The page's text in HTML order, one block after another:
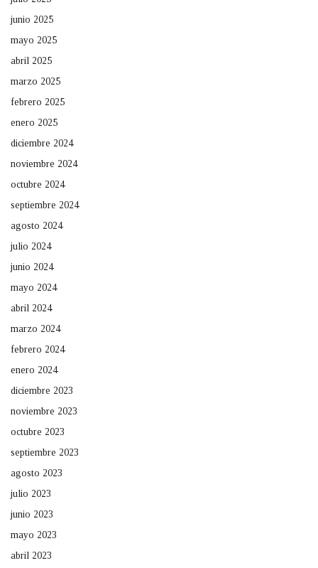
junio 2025
mayo 2025
abril 2025
marzo 2025
febrero 2025
enero 2025
diciembre 2024
noviembre 2024
octubre 2024
septiembre 2024
agosto 2024
julio 2024
junio 2024
mayo 2024
abril 2024
marzo 2024
febrero 2024
enero 2024
diciembre 2023
noviembre 2023
octubre 2023
septiembre 2023
agosto 2023
julio 2023
junio 2023
mayo 2023
abril 2023